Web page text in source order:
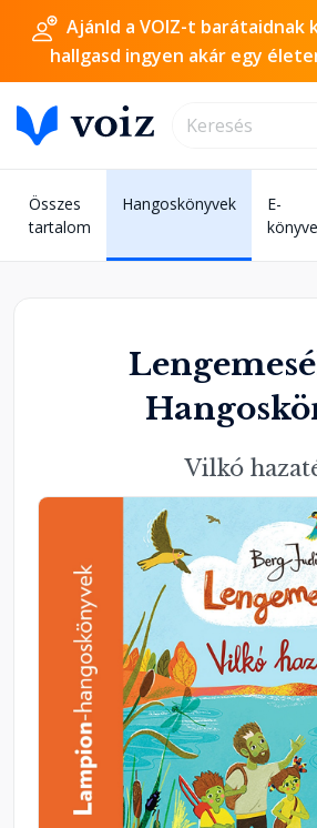
Ajánld a VOIZ-t barátaidnak
hallgasd ingyen akár egy
Összes
tartalom
Hangoskönyvek
E-
Vilkó